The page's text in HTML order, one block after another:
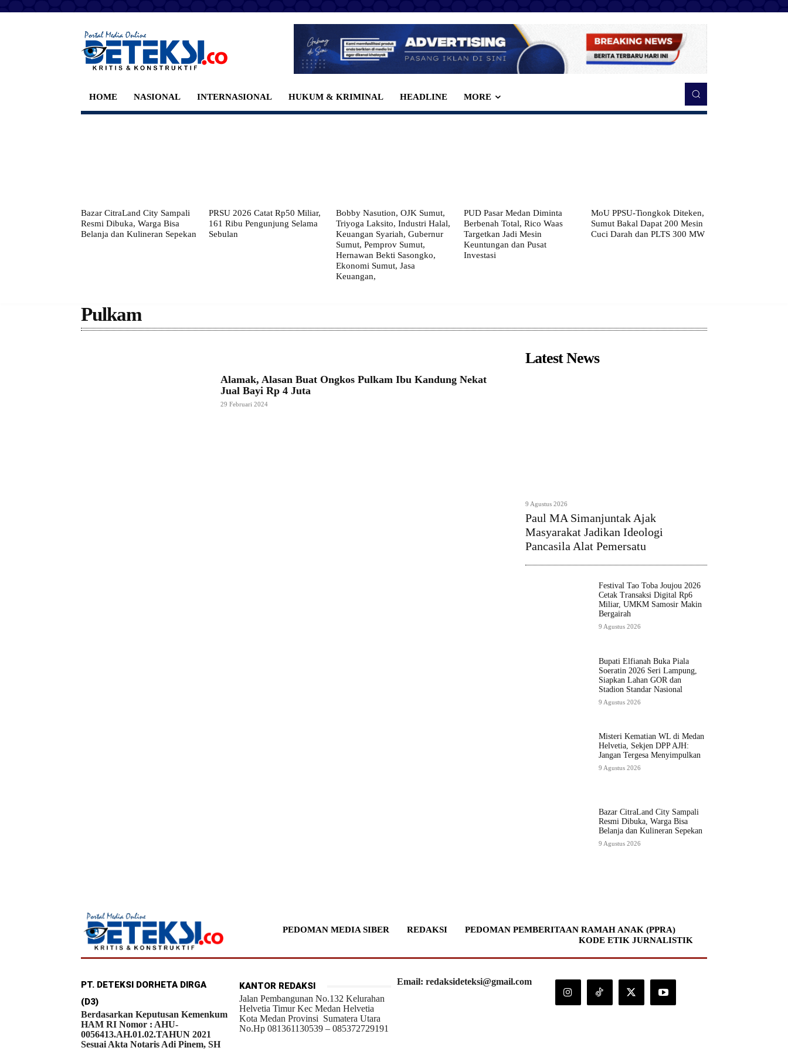
HOME NASIONAL INTERNASIONAL HUKUM & KRIMINAL HEADLINE MORE
Bazar CitraLand City Sampali
Resmi Dibuka, Warga Bisa
Belanja dan Kulineran Sepekan
PRSU 2026 Catat Rp50 Miliar,
161 Ribu Pengunjung Selama
Sebulan
Bobby Nasution, OJK Sumut,
Triyoga Laksito, Industri Halal,
Keuangan Syariah, Gubernur
Sumut, Pemprov Sumut,
Hernawan Bekti Sasongko,
Ekonomi Sumut, Jasa
Keuangan,
PUD Pasar Medan Diminta
Berbenah Total, Rico Waas
Targetkan Jadi Mesin
Keuntungan dan Pusat
Investasi
MoU PPSU-Tiongkok Diteken,
Sumut Bakal Dapat 200 Mesin
Cuci Darah dan PLTS 300 MW
Pulkam
Alamak, Alasan Buat Ongkos Pulkam Ibu Kandung Nekat
Jual Bayi Rp 4 Juta
29 Februari 2024
Latest News
9 Agustus 2026
Paul MA Simanjuntak Ajak
Masyarakat Jadikan Ideologi
Pancasila Alat Pemersatu
Festival Tao Toba Joujou 2026
Cetak Transaksi Digital Rp6
Miliar, UMKM Samosir Makin
Bergairah
9 Agustus 2026
Bupati Elfianah Buka Piala
Soeratin 2026 Seri Lampung,
Siapkan Lahan GOR dan
Stadion Standar Nasional
9 Agustus 2026
Misteri Kematian WL di Medan
Helvetia, Sekjen DPP AJH:
Jangan Tergesa Menyimpulkan
9 Agustus 2026
Bazar CitraLand City Sampali
Resmi Dibuka, Warga Bisa
Belanja dan Kulineran Sepekan
9 Agustus 2026
PEDOMAN MEDIA SIBER REDAKSI
PEDOMAN PEMBERITAAN RAMAH ANAK (PPRA)
KODE ETIK JURNALISTIK
PT. DETEKSI DORHETA DIRGA
(D3)
Berdasarkan Keputusan Kemenkum
HAM RI Nomor : AHU-
0056413.AH.01.02.TAHUN 2021
Sesuai Akta Notaris Adi Pinem, SH
KANTOR REDAKSI
Jalan Pembangunan No.132 Kelurahan
Helvetia Timur Kec Medan Helvetia
Kota Medan Provinsi Sumatera Utara
No.Hp 081361130539 – 085372729191
Email: redaksideteksi@gmail.com